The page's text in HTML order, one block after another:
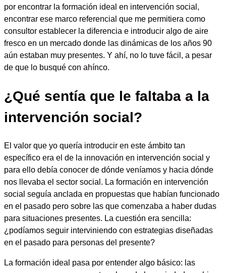
por encontrar la formación ideal en intervención social ,
encontrar ese marco referencial que me permitiera como
consultor establecer la diferencia e introducir algo de aire
fresco en un mercado donde las dinámicas de los años 90
aún estaban muy presentes. Y ahí, no lo tuve fácil, a pesar
de que lo busqué con ahínco.
¿Qué sentía que le faltaba a la
intervención social?
El valor que yo quería introducir en este ámbito tan
específico era el de la innovación en intervención social y
para ello debía conocer de dónde veníamos y hacia dónde
nos llevaba el sector social. La formación en intervención
social seguía anclada en propuestas que habían funcionado
en el pasado pero sobre las que comenzaba a haber dudas
para situaciones presentes. La cuestión era sencilla:
¿podíamos seguir interviniendo con estrategias diseñadas
en el pasado para personas del presente?
La formación ideal pasa por entender algo básico: las